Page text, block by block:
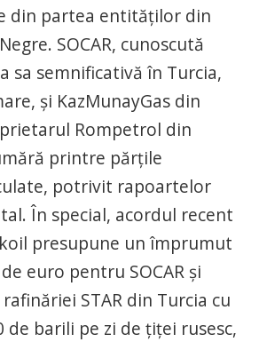
din partea entităților din
SOCAR, cunoscută
sa semnificativă în Turcia,
și KazMunayGas din
Rompetrol din
printre părțile
potrivit rapoartelor
În special, acordul recent
presupune un împrumut
euro pentru SOCAR și
STAR din Turcia cu
de barili pe zi de țiței rusesc,